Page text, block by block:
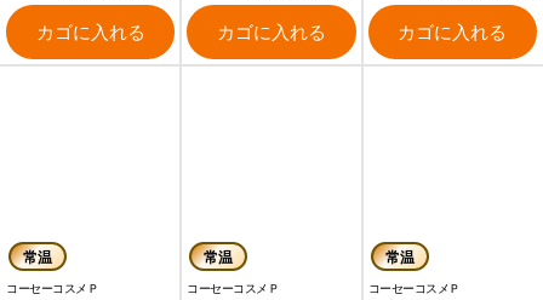
カゴに入れる カゴに入れる カゴに入れる
常温
コーセーコスメＰ
常温
コーセーコスメＰ
常温
コーセーコスメＰ